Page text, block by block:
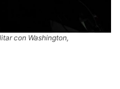
con Washington,